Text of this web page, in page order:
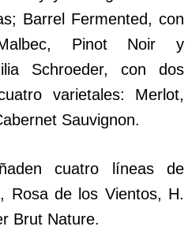
Barrel Fermented, con
Pinot Noir y
Schroeder, con dos
varietales: Merlot,
Sauvignon.
cuatro líneas de
Rosa de los Vientos, H.
Brut Nature.